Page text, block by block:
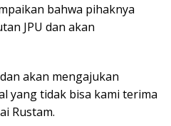
bahwa pihaknya
JPU dan akan
akan mengajukan
yang tidak bisa kami terima
Rustam.